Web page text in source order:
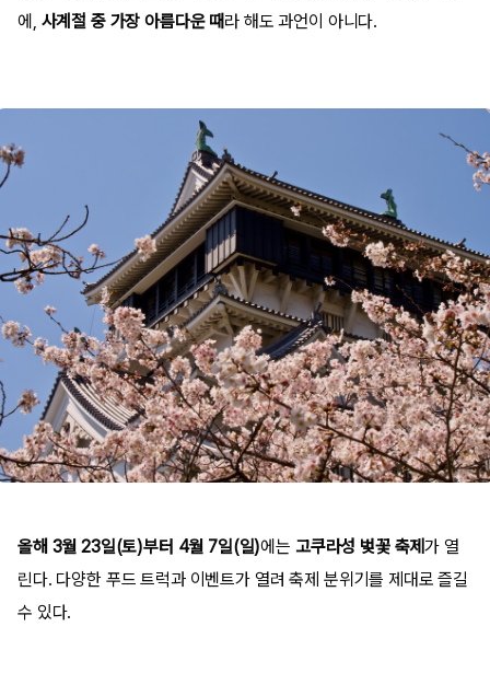
에, 사계절 중 가장 아름다운 때라 해도 과언이 아니다.
올해 3월 23일(토)부터 4월 7일(일)에는 고쿠라성 벚꽃 축제가 열
린다. 다양한 푸드 트럭과 이벤트가 열려 축제 분위기를 제대로 즐길
수 있다.